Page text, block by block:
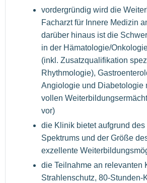
vordergründig wird die
Facharzt für Innere Medizin
darüber hinaus ist die
in der Hämatologie/
(inkl. Zusatzqualifikation
Rhythmologie),
Angiologie und Diabetologie
vollen
vor)
die Klinik bietet aufgrund des
Spektrums und der Größe
exzellente
die Teilnahme an relevanten
Strahlenschutz, 80-Stunden-